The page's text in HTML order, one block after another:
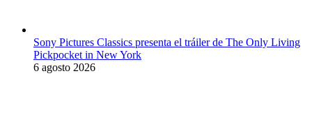
Sony Pictures Classics presenta el tráiler de The Only Living
Pickpocket in New York
6 agosto 2026